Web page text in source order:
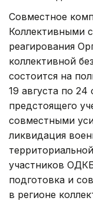
Совместное
Коллективными
реагирования
коллективной
состоится на
19 августа по 24
предстоящего
совместными
ликвидация
участников
подготовка и
в регионе